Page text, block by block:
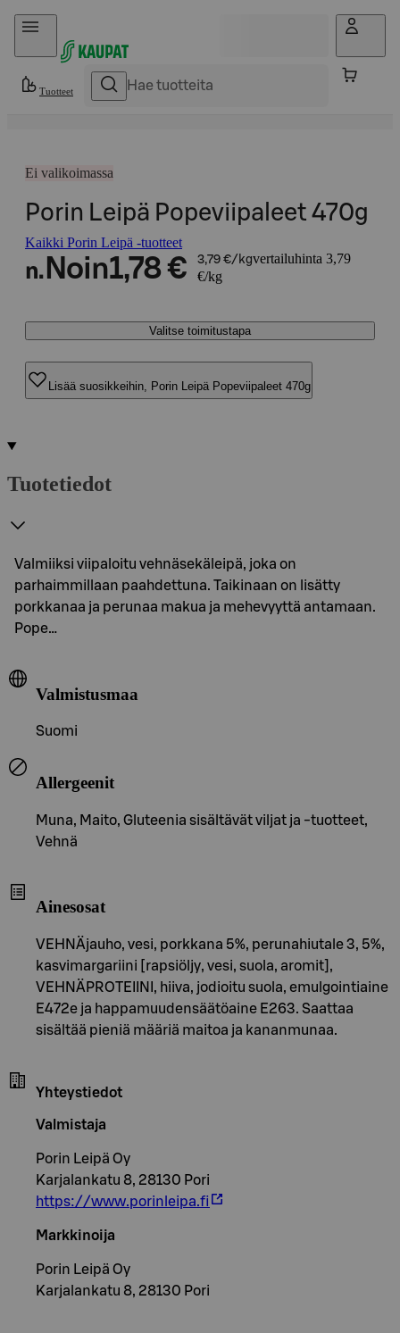
Hyppää sisältöön
Tuotteet
Ei valikoimassa
Porin Leipä Popeviipaleet 470g
Kaikki Porin Leipä -tuotteet
n. Noin1,78 € 3,79 €/kgvertailuhinta 3,79
€/kg
Valitse toimitustapa
Lisää suosikkeihin, Porin Leipä Popeviipaleet 470g
Tuotetiedot
Valmiiksi viipaloitu vehnäsekäleipä, joka on
parhaimmillaan paahdettuna. Taikinaan on lisätty
porkkanaa ja perunaa makua ja mehevyyttä antamaan.
Pope…
Valmistusmaa
Suomi
Allergeenit
Muna, Maito, Gluteenia sisältävät viljat ja -tuotteet,
Vehnä
Ainesosat
VEHNÄjauho, vesi, porkkana 5%, perunahiutale 3, 5%,
kasvimargariini [rapsiöljy, vesi, suola, aromit],
VEHNÄPROTEIINI, hiiva, jodioitu suola, emulgointiaine
E472e ja happamuudensäätöaine E263. Saattaa
sisältää pieniä määriä maitoa ja kananmunaa.
Yhteystiedot
Valmistaja
Porin Leipä Oy
Karjalankatu 8, 28130 Pori
https://www.porinleipa.fi
Markkinoija
Porin Leipä Oy
Karjalankatu 8, 28130 Pori